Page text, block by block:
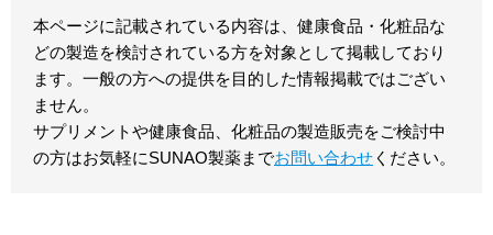
本ページに記載されている内容は、健康食品・化粧品な
どの製造を検討されている方を対象として掲載しており
ます。一般の方への提供を目的した情報掲載ではござい
ません。
サプリメントや健康食品、化粧品の製造販売をご検討中
の方はお気軽にSUNAO製薬までお問い合わせ ください。